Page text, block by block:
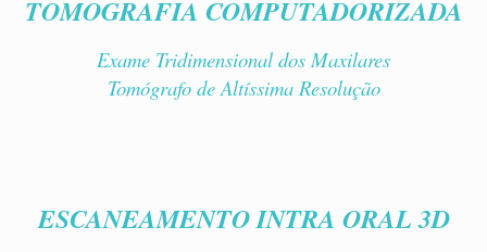
TOMOGRAFIA COMPUTADORIZADA
Exame Tridimensional dos Maxilares
Tomógrafo de Altíssima Resolução
ESCANEAMENTO INTRA ORAL 3D